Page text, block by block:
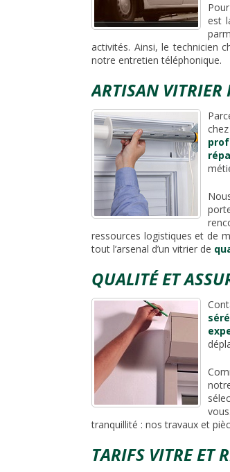
est
activités. Ainsi, le technicien
notre entretien téléphonique.
ARTISAN
ressources logistiques et de
tout l’arsenal d’un vitrier de
QUALITÉ ET
tranquillité : nos travaux et
TARIFS VITRE ET